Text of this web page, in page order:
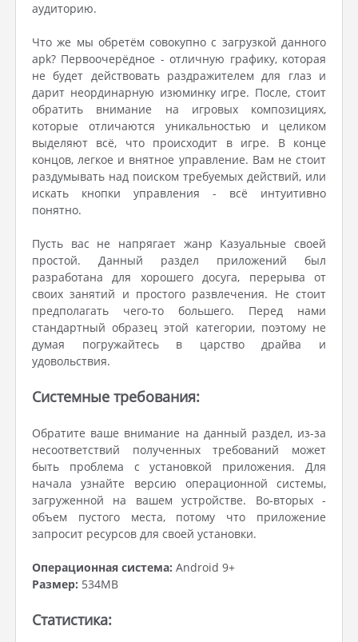
аудиторию.
Что же мы обретём совокупно с загрузкой данного
apk? Первоочерёдное - отличную графику, которая
не будет действовать раздражителем для глаз и
дарит неординарную изюминку игре. После, стоит
обратить внимание на игровых композициях,
которые отличаются уникальностью и целиком
выделяют всё, что происходит в игре. В конце
концов, легкое и внятное управление. Вам не стоит
раздумывать над поиском требуемых действий, или
искать кнопки управления - всё интуитивно
понятно.
Пусть вас не напрягает жанр Казуальные своей
простой. Данный раздел приложений был
разработана для хорошего досуга, перерыва от
своих занятий и простого развлечения. Не стоит
предполагать чего-то большего. Перед нами
стандартный образец этой категории, поэтому не
думая погружайтесь в царство драйва и
удовольствия.
Системные требования:
Обратите ваше внимание на данный раздел, из-за
несоответствий полученных требований может
быть проблема с установкой приложения. Для
начала узнайте версию операционной системы,
загруженной на вашем устройстве. Во-вторых -
объем пустого места, потому что приложение
запросит ресурсов для своей установки.
Операционная система: Android 9+
Размер: 534MB
Статистика: